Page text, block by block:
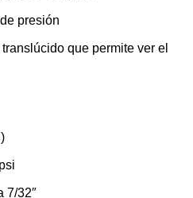
presión
que permite ver el
7/32″